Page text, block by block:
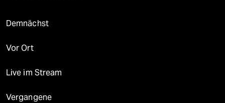
Demnächst
Vor Ort
Live im Stream
Vergangene